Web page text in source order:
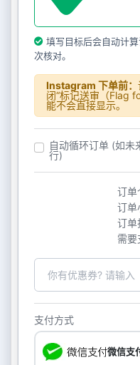
填写目标后会自动计
次核对。
Instagram 下单前：
闭“标记送审（Flag
能不会直接显示。
自动循环订单 (如
行)
订单
订单
订单
需要
支付方式
微信支